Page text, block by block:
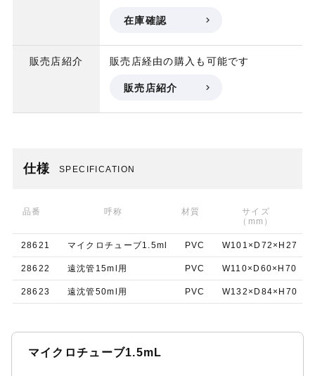
在庫確認
販売店紹介 販売店経由の購入も可能です
販売店紹介
仕様 SPECIFICATION
品番 呼称 材質
サイズ
（mm）
28621 マイクロチューブ1.5ml PVC W101×D72×H27
28622 遠沈管15ml用 PVC W110×D60×H70
28623 遠沈管50ml用 PVC W132×D84×H70
マイクロチューブ1.5mL